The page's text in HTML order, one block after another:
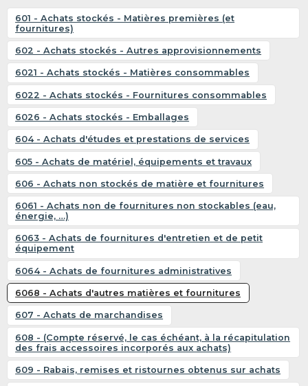
601 - Achats stockés - Matières premières (et
fournitures)
602 - Achats stockés - Autres approvisionnements
6021 - Achats stockés - Matières consommables
6022 - Achats stockés - Fournitures consommables
6026 - Achats stockés - Emballages
604 - Achats d'études et prestations de services
605 - Achats de matériel, équipements et travaux
606 - Achats non stockés de matière et fournitures
6061 - Achats non de fournitures non stockables (eau,
énergie, …)
6063 - Achats de fournitures d'entretien et de petit
équipement
6064 - Achats de fournitures administratives
6068 - Achats d'autres matières et fournitures
607 - Achats de marchandises
608 - (Compte réservé, le cas échéant, à la récapitulation
des frais accessoires incorporés aux achats)
609 - Rabais, remises et ristournes obtenus sur achats